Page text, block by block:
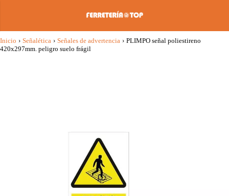
Inicio › Señalética › Señales de advertencia › PLIMPO señal poliestireno
420x297mm. peligro suelo frágil